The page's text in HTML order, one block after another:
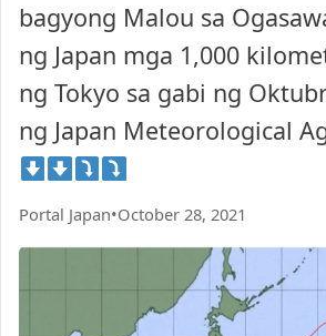
bagyong Malou sa
ng Japan mga 1,000
ng Tokyo sa gabi ng
ng Japan Meteorological
Portal Japan•October 28, 2021